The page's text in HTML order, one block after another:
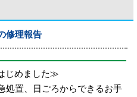
修理報告
じめました≫
処置、日ごろからできるお手